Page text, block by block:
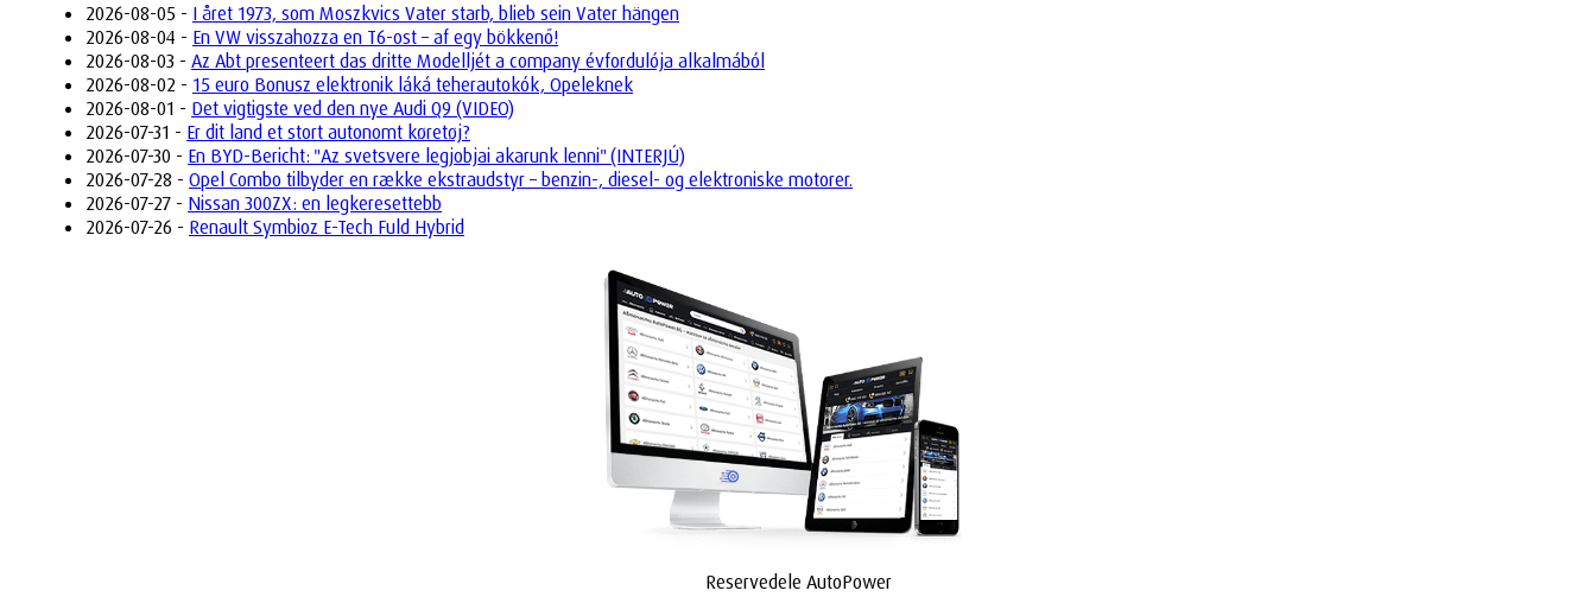
2026-08-05 - I året 1973, som Moszkvics Vater starb, blieb sein Vater hängen
2026-08-04 - En VW visszahozza en T6-ost – af egy bökkenő!
2026-08-03 - Az Abt presenteert das dritte Modelljét a company évfordulója alkalmából
2026-08-02 - 15 euro Bonusz elektronik láká teherautokók, Opeleknek
2026-08-01 - Det vigtigste ved den nye Audi Q9 (VIDEO)
2026-07-31 - Er dit land et stort autonomt køretøj?
2026-07-30 - En BYD-Bericht: "Az svetsvere legjobjai akarunk lenni" (INTERJÚ)
2026-07-28 - Opel Combo tilbyder en række ekstraudstyr – benzin-, diesel- og elektroniske motorer.
2026-07-27 - Nissan 300ZX: en legkeresettebb
2026-07-26 - Renault Symbioz E-Tech Fuld Hybrid
Reservedele AutoPower